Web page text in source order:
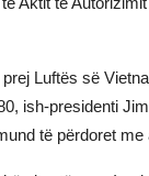
Luftës së
ish-presidenti
të përdoret